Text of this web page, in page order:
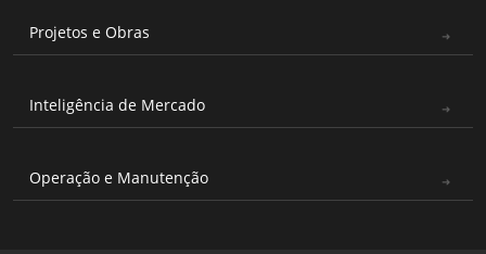
Projetos e Obras
Inteligência de Mercado
Operação e Manutenção